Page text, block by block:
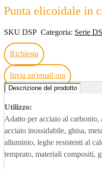
Punta elicoidale in
SKU DSP Categoria: Serie
Richiesta
Invia un'email ora
Descrizione del prodotto
Utilizzo:
Adatto per acciaio al carbonio,
acciaio inossidabile, ghisa,
alluminio, leghe resistenti al
temprato, materiali compositi,